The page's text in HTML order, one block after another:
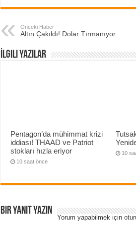
Önceki Haber
Altın Çakıldı! Dolar Tırmanıyor
İlgili Yazılar
Pentagon’da mühimmat krizi
iddiası! THAAD ve Patriot
stokları hızla eriyor
10 saat önce
10
Bir yanıt yazın
Yorum yapabilmek için